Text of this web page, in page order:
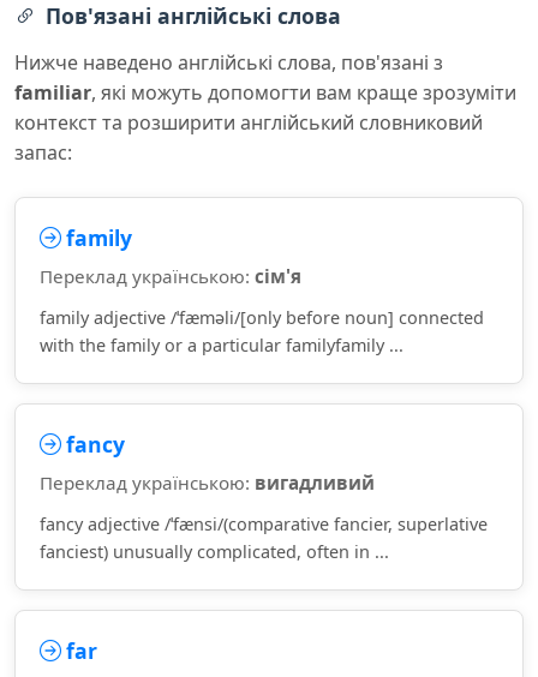
Пов'язані англійські слова
Нижче наведено англійські слова, пов'язані з
familiar, які можуть допомогти вам краще зрозуміти
контекст та розширити англійський словниковий
запас:
family
Переклад українською: сім'я
family adjective /ˈfæməli/[only before noun] connected
with the family or a particular familyfamily ...
fancy
Переклад українською: вигадливий
fancy adjective /ˈfænsi/(comparative fancier, superlative
fanciest) unusually complicated, often in ...
far